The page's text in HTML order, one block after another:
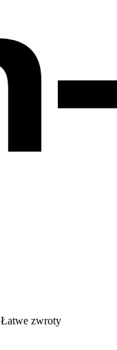
Łatwe zwroty